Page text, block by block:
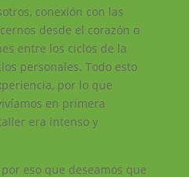
conexión con las
desde el corazón o
entre los ciclos de la
personales. Todo esto
por lo que
en primera
era intenso y
eso que deseamos que